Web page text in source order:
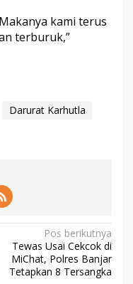
kami terus
terburuk,”
Darurat Karhutla
Pos berikutnya
Tewas Usai Cekcok di
MiChat, Polres Banjar
Tetapkan 8 Tersangka